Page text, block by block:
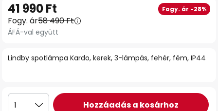
képgaléria
elejére
Lindby spotlámpa Kardo, kerek, 3-lámpás, fehér, fém, IP44
41 990 Ft Fogy. ár -28%
Fogy. ár58 490 Ft
ÁFÁ-val együtt
1 Hozzáadás a kosárhoz